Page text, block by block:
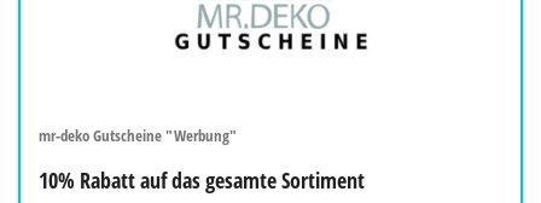
mr-deko Gutscheine "Werbung"
10% Rabatt auf das gesamte Sortiment